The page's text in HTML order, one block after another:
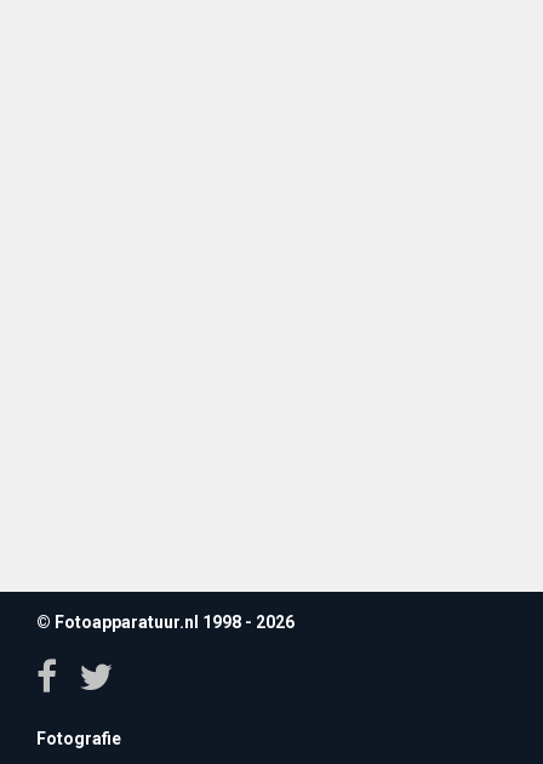
© Fotoapparatuur.nl 1998 - 2026
Fotografie